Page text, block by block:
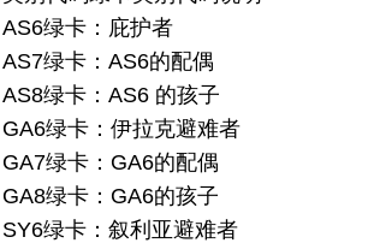
AS6绿卡： 庇护者
AS7绿卡： AS6的配偶
AS8绿卡： AS6 的孩子
GA6绿卡： 伊拉克避难者
GA7绿卡： GA6的配偶
GA8绿卡： GA6的孩子
SY6绿卡： 叙利亚避难者